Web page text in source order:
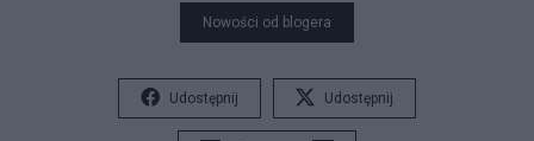
Nowości od blogera
Udostępnij Udostępnij